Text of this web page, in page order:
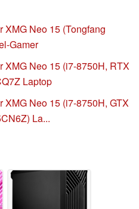
XMG Neo 15 (Tongfang
Gamer
XMG Neo 15 (i7-8750H, RTX
Laptop
XMG Neo 15 (i7-8750H, GTX
La...